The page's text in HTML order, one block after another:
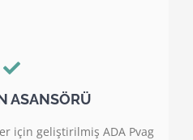
ASANSÖRÜ
için geliştirilmiş ADA Pvag